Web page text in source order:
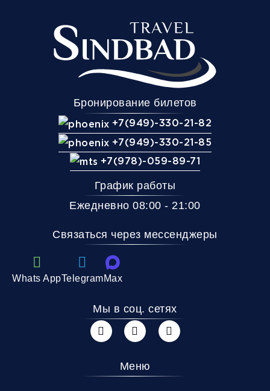
Бронирование билетов
+7(949)-330-21-82
+7(949)-330-21-85
+7(978)-059-89-71
График работы
Ежедневно 08:00 - 21:00
Связаться через мессенджеры
Whats AppTelegramMax
Мы в соц. сетях
Меню